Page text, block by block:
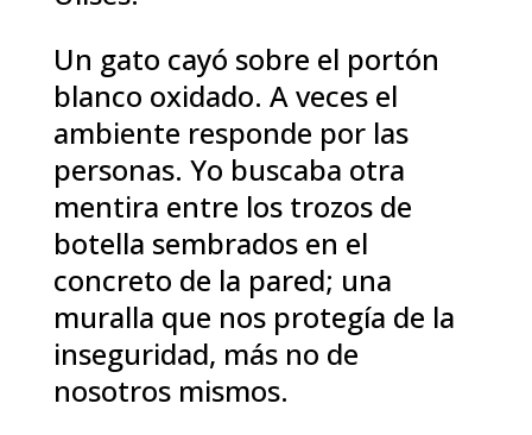
Un gato cayó sobre el portón
blanco oxidado. A veces el
ambiente responde por las
personas. Yo buscaba otra
mentira entre los trozos de
botella sembrados en el
concreto de la pared; una
muralla que nos protegía de la
inseguridad, más no de
nosotros mismos.